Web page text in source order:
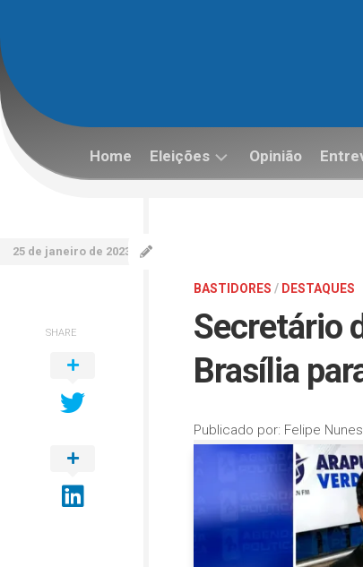
content
Home Eleições Opinião
BASTIDORES / DESTAQUES
Secretário
Brasília
Publicado por: Felipe Nunes
25 de janeiro de 2023
SHARE